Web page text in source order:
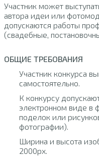
Участник может
автора идеи или
допускаются работы
(свадебные,
ОБЩИЕ ТРЕБОВАНИЯ
Участник конкурса
самостоятельно.
К конкурсу
электронном виде в
поделок или
фотографии).
Ширина и высота
2000px.